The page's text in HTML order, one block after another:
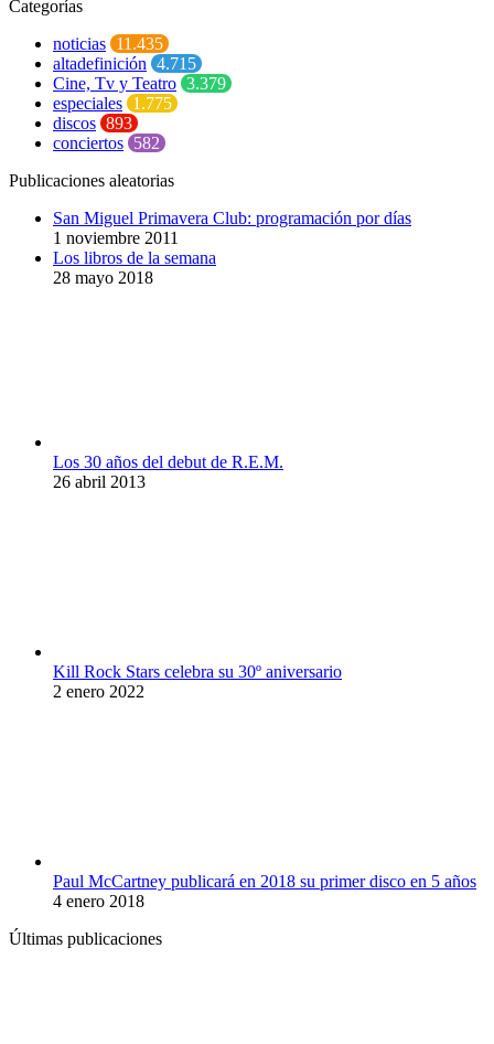
Categorías
noticias 11.435
altadefinición 4.715
Cine, Tv y Teatro 3.379
especiales 1.775
discos 893
conciertos 582
Publicaciones aleatorias
San Miguel Primavera Club: programación por días
1 noviembre 2011
Los libros de la semana
28 mayo 2018
Los 30 años del debut de R.E.M.
26 abril 2013
Kill Rock Stars celebra su 30º aniversario
2 enero 2022
Paul McCartney publicará en 2018 su primer disco en 5 años
4 enero 2018
Últimas publicaciones